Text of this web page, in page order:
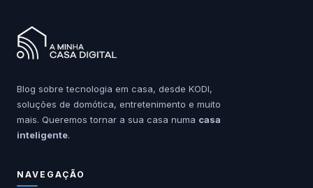
Blog sobre tecnologia em casa, desde KODI,
soluções de domótica, entretenimento e muito
mais. Queremos tornar a sua casa numa casa
inteligente.
NAVEGAÇÃO